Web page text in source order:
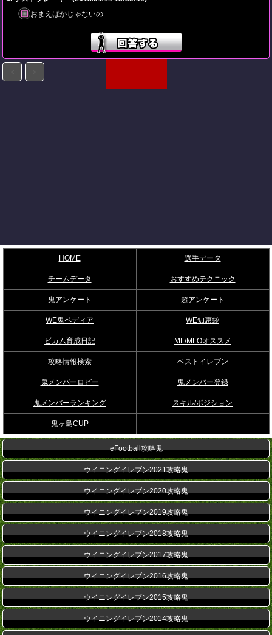
おまえばかじゃないの
HOME 選手データ
チームデータ おすすめテクニック
鬼アンケート 超アンケート
WE鬼ペディア WE知恵袋
ビカム育成日記 ML/MLOオススメ
攻略情報検索 ベストイレブン
鬼メンバーロビー 鬼メンバー登録
鬼メンバーランキング スキル/ポジション
鬼ヶ島CUP
eFootball攻略鬼
ウイニングイレブン2021攻略鬼
ウイニングイレブン2020攻略鬼
ウイニングイレブン2019攻略鬼
ウイニングイレブン2018攻略鬼
ウイニングイレブン2017攻略鬼
ウイニングイレブン2016攻略鬼
ウイニングイレブン2015攻略鬼
ウイニングイレブン2014攻略鬼